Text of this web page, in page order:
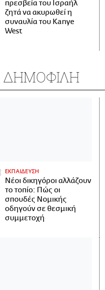
πρεσβεία του Ισραήλ
ζητά να ακυρωθεί η
συναυλία του Kanye
West
ΔΗΜΟΦΙΛΗ
ΕΚΠΑΙΔΕΥΣΗ
Νέοι δικηγόροι αλλάζουν
το τοπίο: Πώς οι
σπουδές Νομικής
οδηγούν σε θεσμική
συμμετοχή